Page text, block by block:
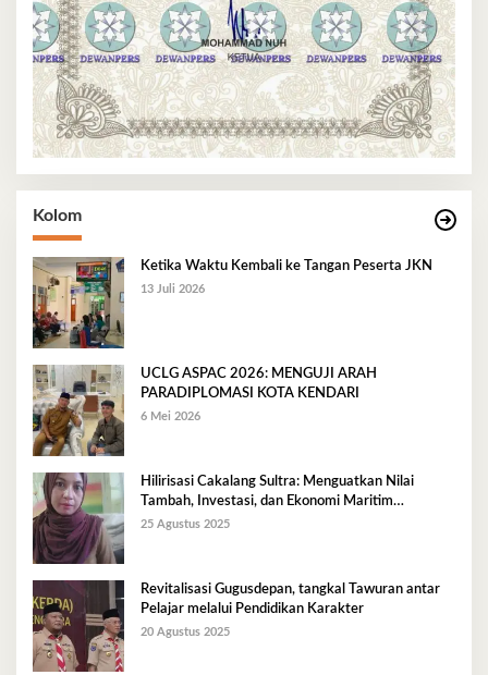
Kolom
Ketika Waktu Kembali ke Tangan Peserta JKN
13 Juli 2026
UCLG ASPAC 2026: MENGUJI ARAH
PARADIPLOMASI KOTA KENDARI
6 Mei 2026
Hilirisasi Cakalang Sultra: Menguatkan Nilai
Tambah, Investasi, dan Ekonomi Maritim
Berkelanjutan
25 Agustus 2025
Revitalisasi Gugusdepan, tangkal Tawuran antar
Pelajar melalui Pendidikan Karakter
20 Agustus 2025